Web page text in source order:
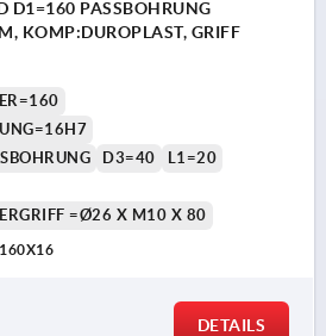
D1=160 PASSBOHRUNG
KOMP:DUROPLAST, GRIFF
D3=40
L1=20
=Ø26 X M10 X 80
DETAILS